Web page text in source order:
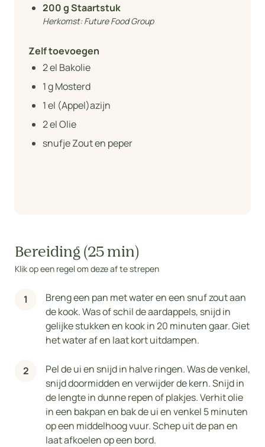
200g Staartstuk
Herkomst:Future Food Group
Zelf toevoegen
2el Bakolie
1g Mosterd
1el (Appel)azijn
2el Olie
snufje Zout en peper
Bereiding (25 min)
Klik op een regel om deze af te strepen
Breng een pan met water en een snuf zout aan
de kook. Was of schil de aardappels, snijd in
gelijke stukken en kook in 20 minuten gaar. Giet
het water af en laat kort uitdampen.
Pel de ui en snijd in halve ringen. Was de venkel,
snijd doormidden en verwijder de kern. Snijd in
de lengte in dunne repen of plakjes. Verhit olie
in een bakpan en bak de ui en venkel 5 minuten
op een middelhoog vuur. Schep uit de pan en
laat afkoelen op een bord.